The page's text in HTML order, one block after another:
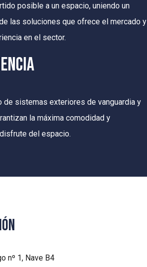
posible a un espacio, uniendo un
las soluciones que ofrece el mercado y
en el sector.
de sistemas exteriores de vanguardia y
la máxima comodidad y
del espacio.
nº 1, Nave B4